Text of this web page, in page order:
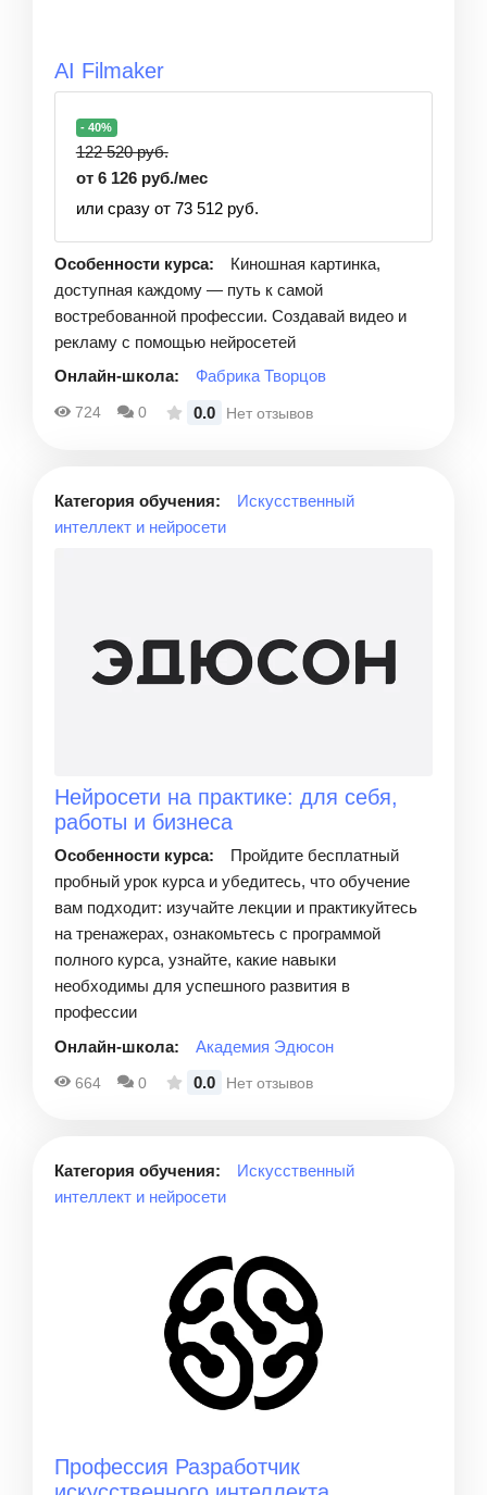
AI Filmaker
- 40%
122 520 руб.
от 6 126 руб./мес
или сразу от 73 512 руб.
Особенности курса:
Киношная картинка,
доступная каждому — путь к самой
востребованной профессии. Создавай видео и
рекламу с помощью нейросетей
Онлайн-школа:
Фабрика Творцов
724 0 0.0 Нет отзывов
Категория обучения:
Искусственный
интеллект и нейросети
Нейросети на практике: для себя,
работы и бизнеса
Особенности курса:
Пройдите бесплатный
пробный урок курса и убедитесь, что обучение
вам подходит: изучайте лекции и практикуйтесь
на тренажерах, ознакомьтесь с программой
полного курса, узнайте, какие навыки
необходимы для успешного развития в
профессии
Онлайн-школа:
Академия Эдюсон
664 0 0.0 Нет отзывов
Категория обучения:
Искусственный
интеллект и нейросети
Профессия Разработчик